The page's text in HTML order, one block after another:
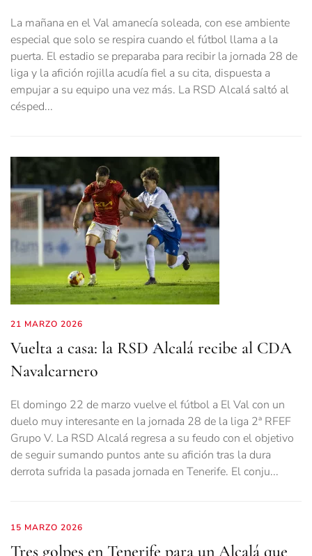
La mañana en el Val amanecía soleada, con ese ambiente
especial que solo se respira cuando el fútbol llama a la
puerta. El estadio se preparaba para recibir la jornada 28 de
liga y la afición rojilla acudía fiel a su cita, dispuesta a
empujar a su equipo una vez más. La RSD Alcalá saltó al
césped...
21 MARZO 2026
Vuelta a casa: la RSD Alcalá recibe al CDA
Navalcarnero
El domingo 22 de marzo vuelve el fútbol a El Val con un
duelo muy interesante en la jornada 28 de la liga 2ª RFEF
Grupo V. La RSD Alcalá regresa a su feudo con el objetivo
de seguir sumando puntos ante su afición tras la dura
derrota sufrida la pasada jornada en Tenerife. El conju...
15 MARZO 2026
Tres golpes en Tenerife para un Alcalá que